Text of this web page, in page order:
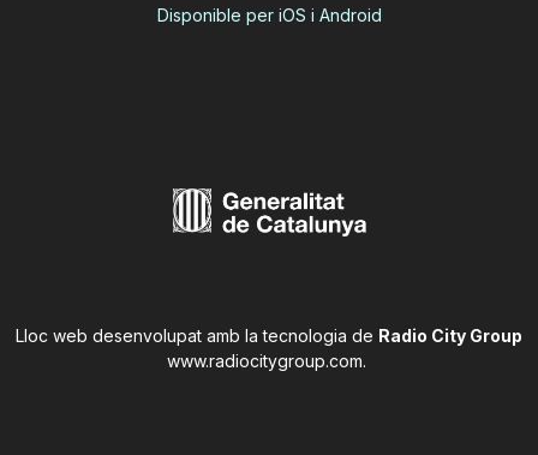
Disponible per iOS i Android
Lloc web desenvolupat amb la tecnologia de Radio City Group
www.radiocitygroup.com.